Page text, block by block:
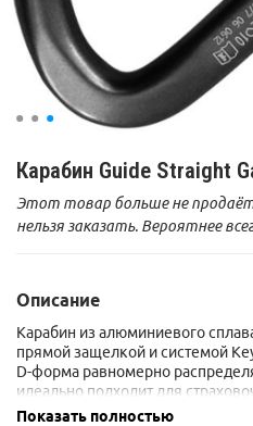
Карабин Guide Straight
Этот товар больше не
нельзя заказать. Вероятнее
Описание
Карабин из алюминиевого
прямой защелкой и системой
D-форма равномерно
идеально подходит для
Карабин разработан и
Показать полностью